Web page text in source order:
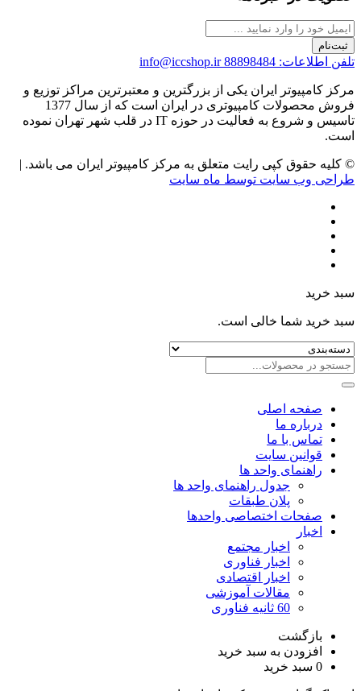
ثبت‌نام
تلفن اطلاعات: 88898484 info@iccshop.ir
مرکز کامپیوتر ایران یکی از بزرگترین و معتبرترین مراکز توزیع و
فروش محصولات کامپیوتری در ایران است که از سال 1377
تاسیس و شروع به فعالیت در حوزه IT در قلب شهر تهران نموده
است.
© کلیه حقوق کپی رایت متعلق به مرکز کامپیوتر ایران می باشد. |
طراحی وب سایت توسط ماه سایت
سبد خرید
سبد خرید شما خالی است.
صفحه اصلی
درباره ما
تماس با ما
قوانین سایت
راهنمای واحد ها
جدول راهنمای واحد ها
پلان طبقات
صفحات اختصاصی واحدها
اخبار
اخبار مجتمع
اخبار فناوری
اخبار اقتصادی
مقالات آموزشی
60 ثانیه فناوری
بازگشت
افزودن به سبد خرید
0 سبد خرید